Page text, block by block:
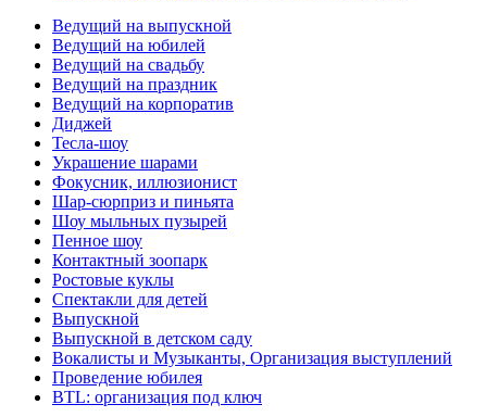
Ведущий на выпускной
Ведущий на юбилей
Ведущий на свадьбу
Ведущий на праздник
Ведущий на корпоратив
Диджей
Тесла-шоу
Украшение шарами
Фокусник, иллюзионист
Шар-сюрприз и пиньята
Шоу мыльных пузырей
Пенное шоу
Контактный зоопарк
Ростовые куклы
Спектакли для детей
Выпускной
Выпускной в детском саду
Вокалисты и Музыканты, Организация выступлений
Проведение юбилея
BTL: организация под ключ